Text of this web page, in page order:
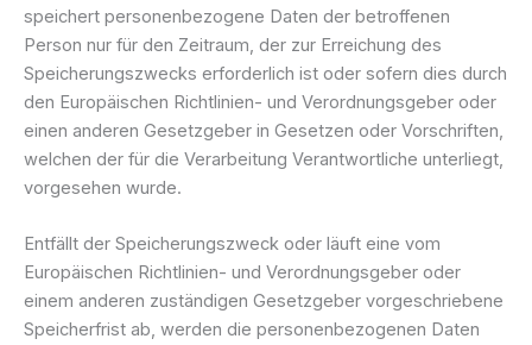
speichert personenbezogene Daten der betroffenen
Person nur für den Zeitraum, der zur Erreichung des
Speicherungszwecks erforderlich ist oder sofern dies durch
den Europäischen Richtlinien- und Verordnungsgeber oder
einen anderen Gesetzgeber in Gesetzen oder Vorschriften,
welchen der für die Verarbeitung Verantwortliche unterliegt,
vorgesehen wurde.
Entfällt der Speicherungszweck oder läuft eine vom
Europäischen Richtlinien- und Verordnungsgeber oder
einem anderen zuständigen Gesetzgeber vorgeschriebene
Speicherfrist ab, werden die personenbezogenen Daten